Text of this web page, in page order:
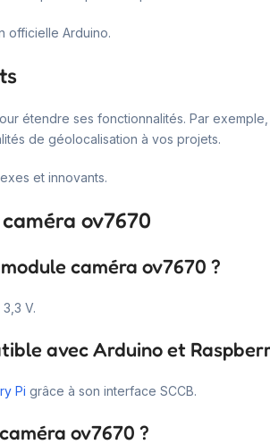
officielle Arduino.
étendre ses fonctionnalités. Par
de géolocalisation à vos projets.
et innovants.
ov7670
caméra ov7670 ?
V.
avec Arduino et
Pi grâce à son interface SCCB.
ov7670 ?